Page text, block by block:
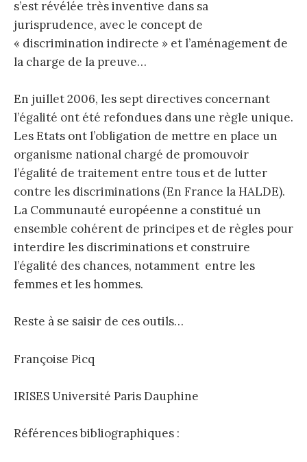
s’est révélée très inventive dans sa
jurisprudence, avec le concept de
« discrimination indirecte » et l’aménagement de
la charge de la preuve…
En juillet 2006, les sept directives concernant
l’égalité ont été refondues dans une règle unique.
Les Etats ont l’obligation de mettre en place un
organisme national chargé de promouvoir
l’égalité de traitement entre tous et de lutter
contre les discriminations (En France la HALDE).
La Communauté européenne a constitué un
ensemble cohérent de principes et de règles pour
interdire les discriminations et construire
l’égalité des chances, notamment entre les
femmes et les hommes.
Reste à se saisir de ces outils…
Françoise Picq
IRISES Université Paris Dauphine
Références bibliographiques :